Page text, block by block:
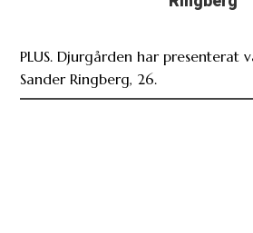
PLUS. Djurgården har presenterat
Sander Ringberg, 26.